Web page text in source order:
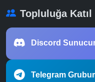
Topluluğa Katıl
Discord
Telegram